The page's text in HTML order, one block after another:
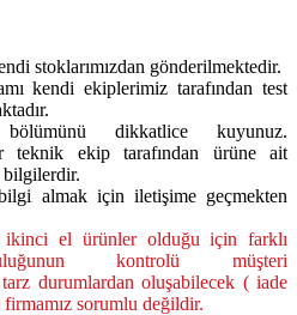
stoklarımızdan gönderilmektedir.
kendi ekiplerimiz tarafından test
bölümünü dikkatlice kuyunuz.
teknik ekip tarafından ürüne ait
bilgilerdir.
almak için iletişime geçmekten
ikinci el ürünler olduğu için farklı
kontrolü müşteri
durumlardan oluşabilecek ( iade
sorumlu değildir.